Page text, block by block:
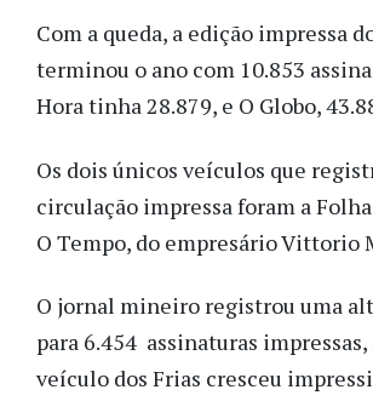
Com a queda, a edição impressa
terminou o ano com 10.853
Hora tinha 28.879, e O Globo,
Os dois únicos veículos que
circulação impressa foram a Folha
O Tempo, do empresário Vittorio
O jornal mineiro registrou uma
para 6.454 assinaturas
veículo dos Frias cresceu